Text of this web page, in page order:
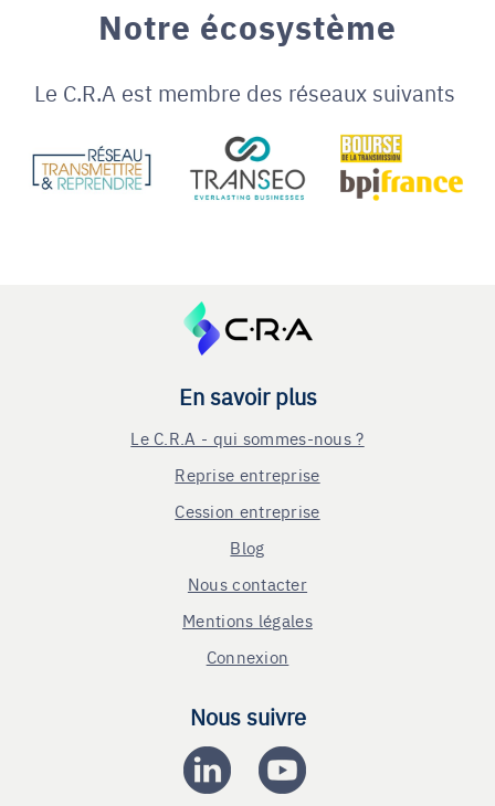
Notre écosystème
Le C.R.A est membre des réseaux suivants
En savoir plus
Le C.R.A - qui sommes-nous ?
Reprise entreprise
Cession entreprise
Blog
Nous contacter
Mentions légales
Connexion
Nous suivre